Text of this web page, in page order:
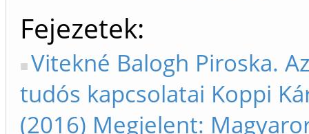
Fejezetek
Vitekné Balogh Piroska.
tudós kapcsolatai Koppi
(2016) Megjelent: